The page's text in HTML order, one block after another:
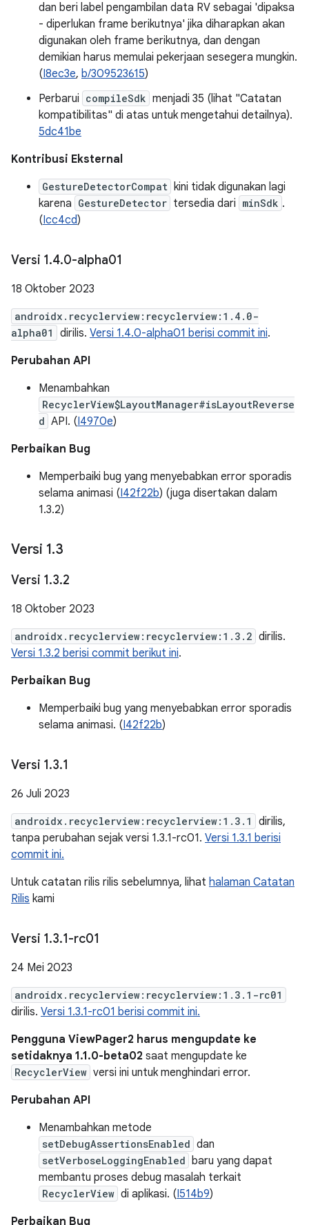
dan beri label pengambilan data RV sebagai 'dipaksa
- diperlukan frame berikutnya' jika diharapkan akan
digunakan oleh frame berikutnya, dan dengan
demikian harus memulai pekerjaan sesegera mungkin.
(I8ec3e, b/309523615)
Perbarui compileSdk menjadi 35 (lihat "Catatan
kompatibilitas" di atas untuk mengetahui detailnya).
5dc41be
Kontribusi Eksternal
GestureDetectorCompat kini tidak digunakan lagi
karena GestureDetector tersedia dari minSdk .
(Icc4cd)
Versi 1.4.0-alpha01
18 Oktober 2023
androidx.recyclerview:recyclerview:1.4.0-
alpha01
dirilis. Versi 1.4.0-alpha01 berisi commit ini.
Perubahan API
Menambahkan
RecyclerView$LayoutManager#isLayoutReverse
d API. (I4970e)
Perbaikan Bug
Memperbaiki bug yang menyebabkan error sporadis
selama animasi (I42f22b) (juga disertakan dalam
1.3.2)
Versi 1.3
Versi 1.3.2
18 Oktober 2023
androidx.recyclerview:recyclerview:1.3.2 dirilis.
Versi 1.3.2 berisi commit berikut ini.
Perbaikan Bug
Memperbaiki bug yang menyebabkan error sporadis
selama animasi. (I42f22b)
Versi 1.3.1
26 Juli 2023
androidx.recyclerview:recyclerview:1.3.1
dirilis,
tanpa perubahan sejak versi 1.3.1-rc01. Versi 1.3.1 berisi
commit ini.
Untuk catatan rilis rilis sebelumnya, lihat halaman Catatan
Rilis kami
Versi 1.3.1-rc01
24 Mei 2023
androidx.recyclerview:recyclerview:1.3.1-rc01
dirilis. Versi 1.3.1-rc01 berisi commit ini.
Pengguna ViewPager2 harus mengupdate ke
setidaknya 1.1.0-beta02 saat mengupdate ke
RecyclerView versi ini untuk menghindari error.
Perubahan API
Menambahkan metode
setDebugAssertionsEnabled dan
setVerboseLoggingEnabled baru yang dapat
membantu proses debug masalah terkait
RecyclerView di aplikasi. (I514b9)
Perbaikan Bug